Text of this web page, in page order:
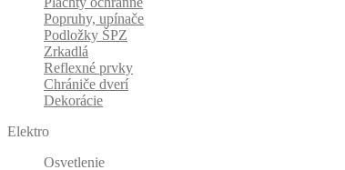
Popruhy, upínače
Podložky ŠPZ
Zrkadlá
Reflexné prvky
Chrániče dverí
Dekorácie
Elektro
Osvetlenie